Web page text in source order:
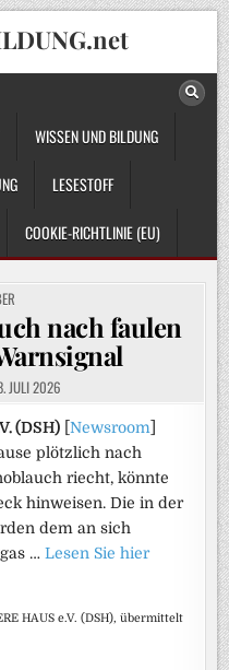
WISSEN UND BILDUNG
LESESTOFF
COOKIE-RICHTLINIE (EU)
nach faulen
JULI 2026
(DSH) [Newsroom
plötzlich nach
riecht, könnte
hinweisen. Die in der
dem an sich
…Lesen Sie hier
HAUS e.V. (DSH), übermittelt